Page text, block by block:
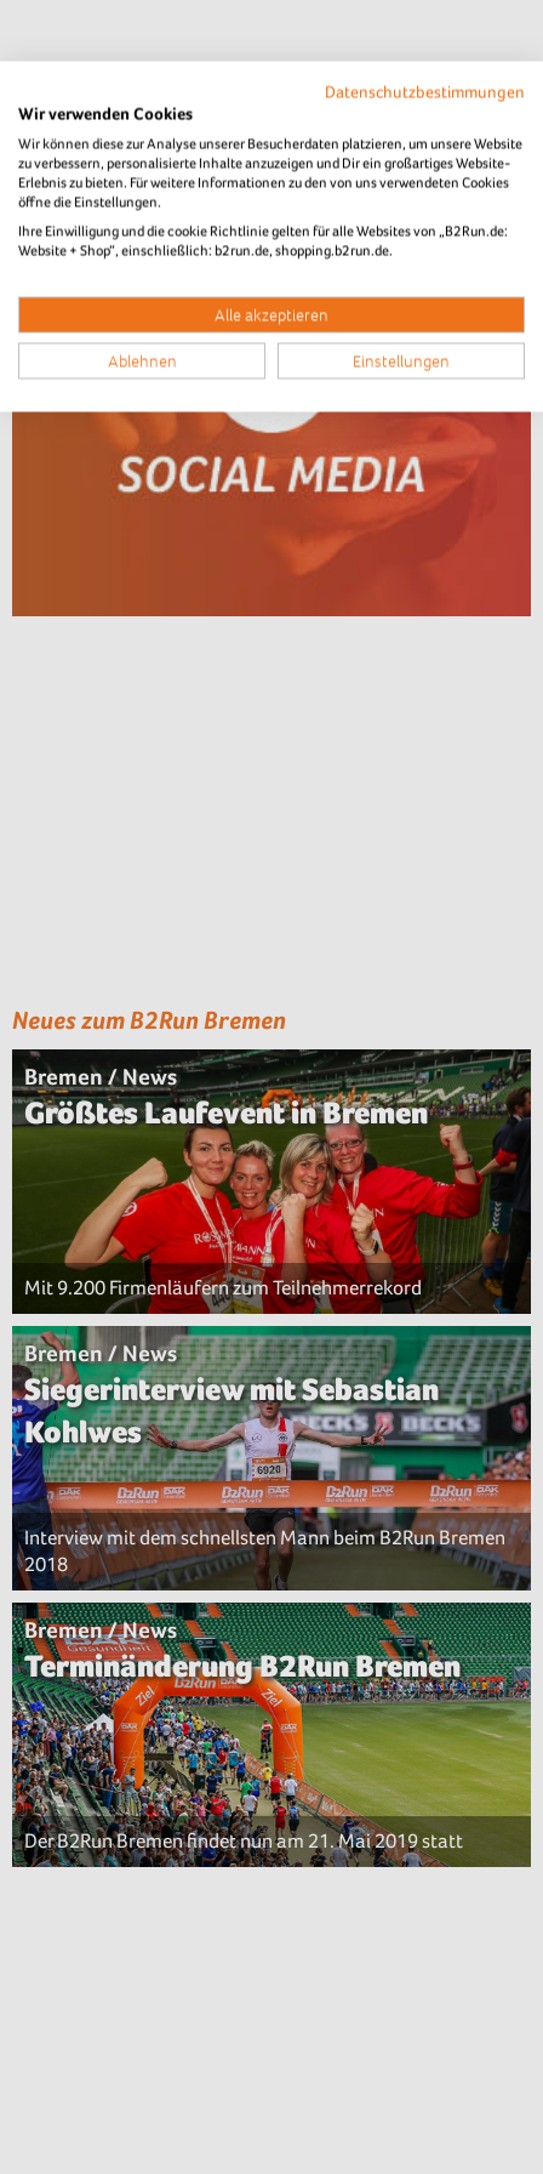
Neues zum B2Run Bremen
Bremen / News
Größtes Laufevent in Bremen
Mit 9.200 Firmenläufern zum Teilnehmerrekord
Bremen / News
Siegerinterview mit Sebastian
Kohlwes
Interview mit dem schnellsten Mann beim B2Run Bremen
2018
Bremen / News
Terminänderung B2Run Bremen
Der B2Run Bremen findet nun am 21. Mai 2019 statt
Datenschutzbestimmungen
Wir verwenden Cookies
Wir können diese zur Analyse unserer Besucherdaten platzieren, um unsere Website
zu verbessern, personalisierte Inhalte anzuzeigen und Dir ein großartiges Website-
Erlebnis zu bieten. Für weitere Informationen zu den von uns verwendeten Cookies
öffne die Einstellungen.
Ihre Einwilligung und die cookie Richtlinie gelten für alle Websites von „B2Run.de:
Website + Shop“, einschließlich: b2run.de, shopping.b2run.de.
Alle akzeptieren
Ablehnen Einstellungen